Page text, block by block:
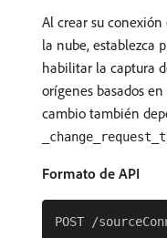
Al crear su
la nube, establezca
habilitar la captura
orígenes basados
cambio también
Formato de API